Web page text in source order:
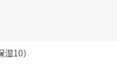
10）